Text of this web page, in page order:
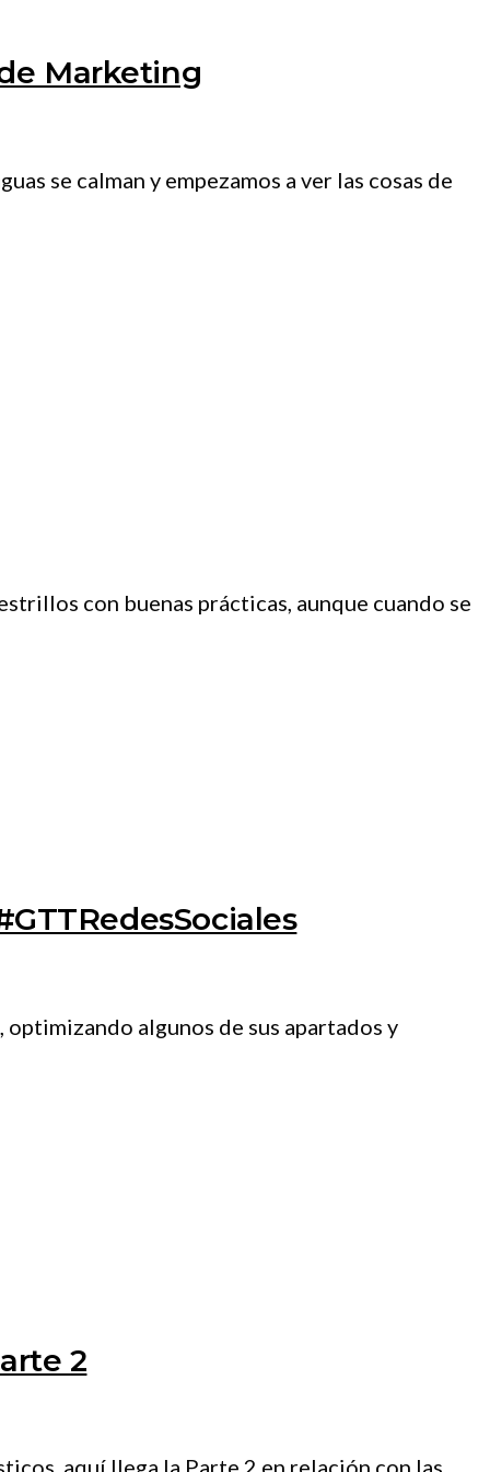
Marketing
se calman y empezamos a ver las cosas de
con buenas prácticas, aunque cuando se
algunos de sus apartados y
2
aquí llega la Parte 2 en relación con las